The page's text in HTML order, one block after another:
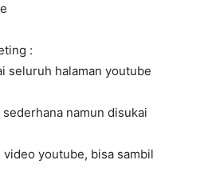
:
seluruh halaman youtube
namun disukai
youtube, bisa sambil